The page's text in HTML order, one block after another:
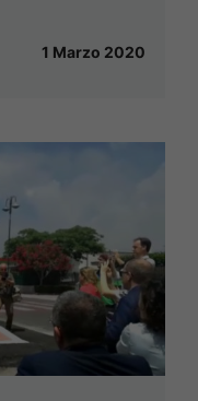
1 Marzo 2020